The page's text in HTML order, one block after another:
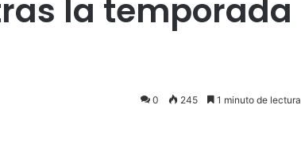
la temporada
0 245 1 minuto de lectura